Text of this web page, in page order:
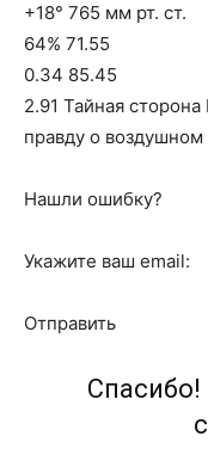
+18° 765 мм рт. ст.
64% 71.55
0.34 85.45
2.91 Тайная
правду о воздушном
Нашли ошибку?
Укажите ваш email:
Отправить